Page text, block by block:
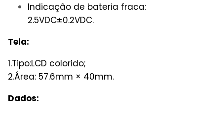
Indicação de bateria fraca:
2.5VDC±0.2VDC.
Tela:
1.Tipo:LCD colorido;
2.Área: 57.6mm × 40mm.
Dados: